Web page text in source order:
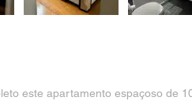
este apartamento espaçoso de